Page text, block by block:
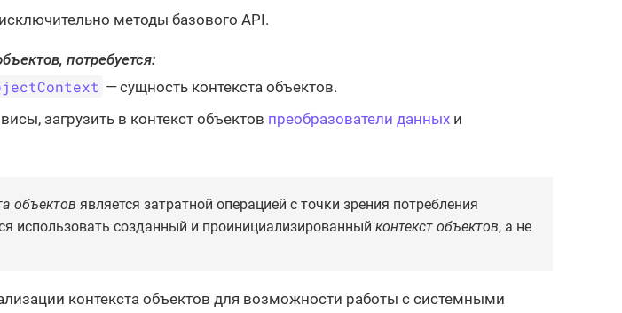
методы базового API.
потребуется:
— сущность контекста объектов.
загрузить в контекст объектов преобразователи данных и
объектов является затратной операцией с точки зрения потребления
использовать созданный и проинициализированный контекст объектов, а не
контекста объектов для возможности работы с системными